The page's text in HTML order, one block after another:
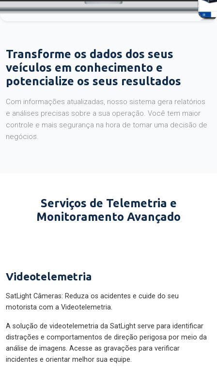
Transforme os dados dos seus
veículos em conhecimento e
potencialize os seus resultados
Com informações atualizadas, nosso sistema gera relatórios
e análises precisas sobre a sua operação. Você tem maior
controle e mais segurança na hora de tomar uma decisão de
negócios.
Serviços de Telemetria e
Monitoramento Avançado
Videotelemetria
SatLight Câmeras: Reduza os acidentes e cuide do seu
motorista com a Videotelemetria.
A solução de videotelemetria da SatLight serve para identificar
distrações e comportamentos de direção perigosa por meio da
análise de imagens. Acesse as gravações para verificar
incidentes e orientar melhor sua equipe.